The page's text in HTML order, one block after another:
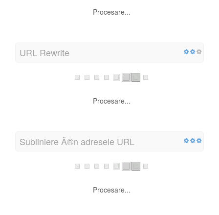
Procesare...
URL Rewrite
Procesare...
Subliniere Ã®n adresele URL
Procesare...